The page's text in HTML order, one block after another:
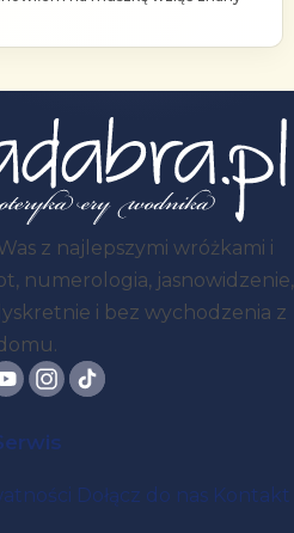
z najlepszymi wróżkami i
numerologia, jasnowidzenie,
i bez wychodzenia z
Dołącz do nas Kontakt